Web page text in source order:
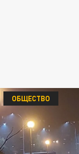
ОБЩЕСТВО